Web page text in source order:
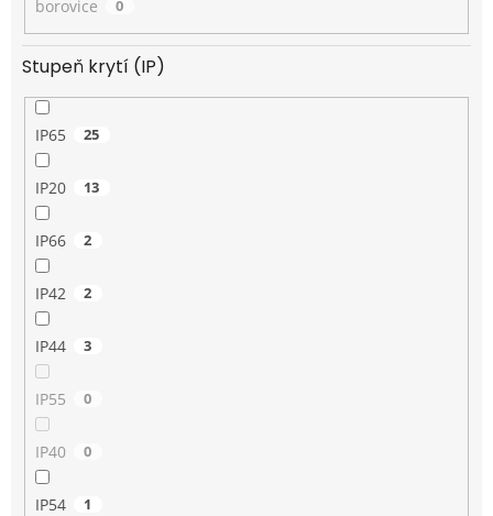
borovice 0
Stupeň krytí (IP)
IP65 25
IP20 13
IP66 2
IP42 2
IP44 3
IP55 0
IP40 0
IP54 1